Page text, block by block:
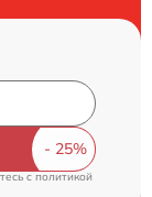
c политикой